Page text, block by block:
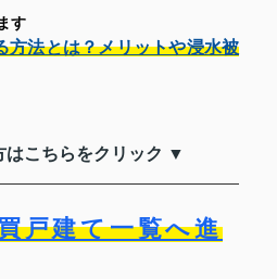
す
方法とは？メリットや浸水被
こちらをクリック ▼
戸建て一覧へ進